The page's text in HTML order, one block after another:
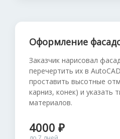
Оформление
Заказчик нарисовал
перечертить их в
проставить высотные
карниз, конек) и указать
материалов.
4000 ₽